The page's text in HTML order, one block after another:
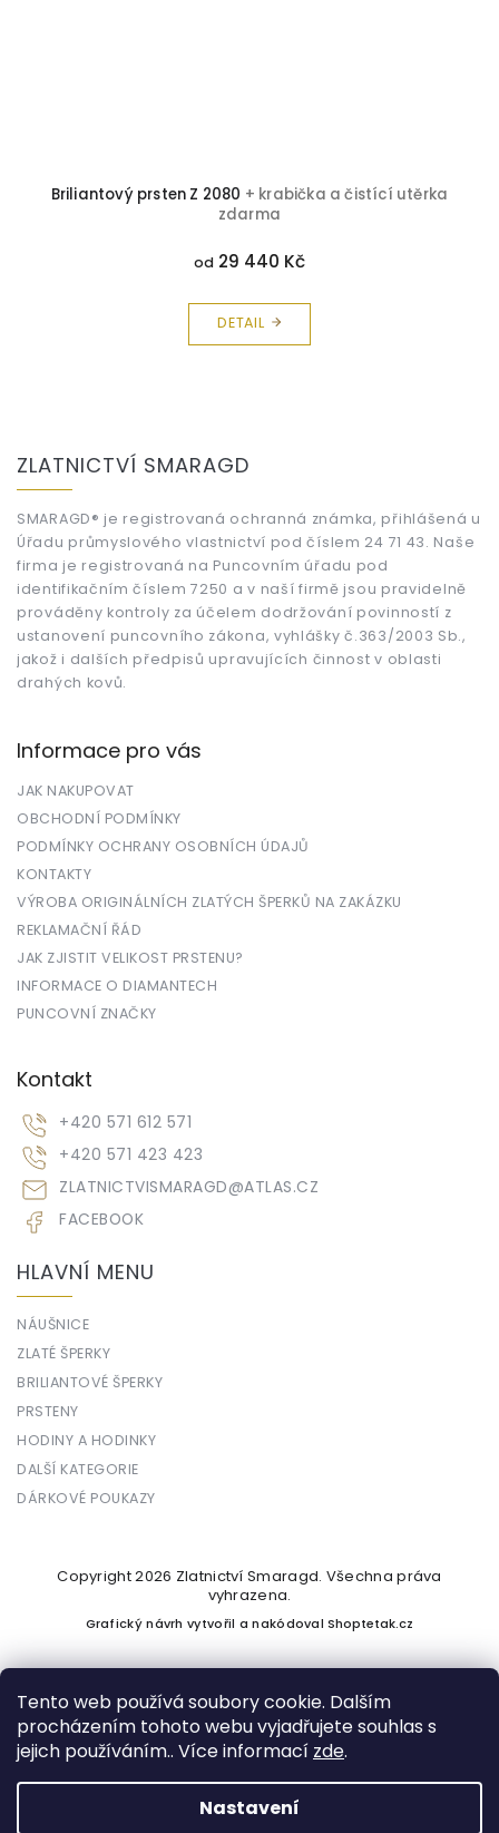
Tento web používá soubory cookie. Dalším
procházením tohoto webu vyjadřujete souhlas s
jejich používáním.. Více informací zde.
Nastavení
Briliantový prsten Z 2080 + krabička a čistící utěrka
zdarma
od 29 440 Kč
DETAIL
ZLATNICTVÍ SMARAGD
SMARAGD® je registrovaná ochranná známka, přihlášená u
Úřadu průmyslového vlastnictví pod číslem 24 71 43. Naše
firma je registrovaná na Puncovním úřadu pod
identifikačním číslem 7250 a v naší firmě jsou pravidelně
prováděny kontroly za účelem dodržování povinností z
ustanovení puncovního zákona, vyhlášky č.363/2003 Sb.,
jakož i dalších předpisů upravujících činnost v oblasti
drahých kovů.
Informace pro vás
JAK NAKUPOVAT
OBCHODNÍ PODMÍNKY
PODMÍNKY OCHRANY OSOBNÍCH ÚDAJŮ
KONTAKTY
VÝROBA ORIGINÁLNÍCH ZLATÝCH ŠPERKŮ NA ZAKÁZKU
REKLAMAČNÍ ŘÁD
JAK ZJISTIT VELIKOST PRSTENU?
INFORMACE O DIAMANTECH
PUNCOVNÍ ZNAČKY
Kontakt
ZLATNICTVISMARAGD@ATLAS.CZ
+420 571 612 571
+420 571 423 423
FACEBOOK
HLAVNÍ MENU
NÁUŠNICE
ZLATÉ ŠPERKY
BRILIANTOVÉ ŠPERKY
PRSTENY
HODINY A HODINKY
DALŠÍ KATEGORIE
DÁRKOVÉ POUKAZY
Vytvořil Shoptet
Copyright 2026 Zlatnictví Smaragd. Všechna práva
vyhrazena.
Grafický návrh vytvořil a nakódovalShoptetak.cz
Podle zákona o evidenci tržeb je prodávající povinen vystavit